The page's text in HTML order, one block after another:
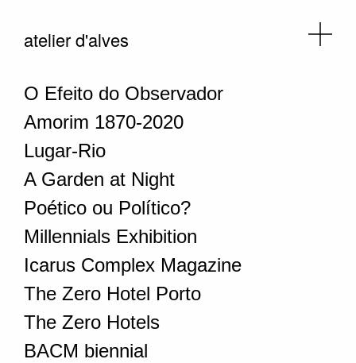
atelier d'alves
O Efeito do Observador
Amorim 1870-2020
Lugar-Rio
A Garden at Night
Poético ou Político?
Millennials Exhibition
Icarus Complex Magazine
The Zero Hotel Porto
The Zero Hotels
BACM biennial